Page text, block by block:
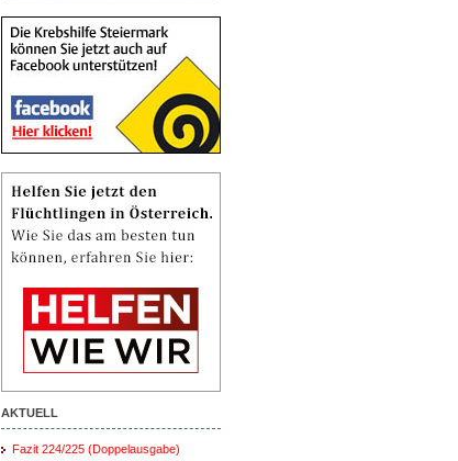
AKTUELL
Fazit 224/225 (Doppelausgabe)